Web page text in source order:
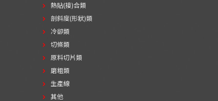
熱貼(接)合類
剖斜度(形狀)類
冷卻類
切條類
原料切片類
磨粗類
生產線
其他